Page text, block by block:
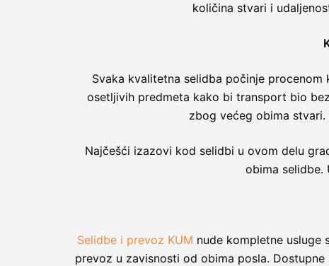
količina stvari i
Svaka kvalitetna selidba počinje
osetljivih predmeta kako bi transport bio
zbog većeg obima
Najčešći izazovi kod selidbi u ovom delu
obima selidbe.
Selidbe i prevoz KUM nude kompletne usluge
prevoz u zavisnosti od obima posla.